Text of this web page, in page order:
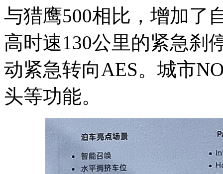
与猎鹰500相比，增加了
高时速130公里的紧急刹
动紧急转向AES。城市
头等功能。